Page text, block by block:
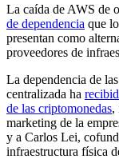
La caída de AWS de
de dependencia que
presentan como
proveedores de
La dependencia de
centralizada ha
de las criptomonedas,
marketing de la
y a Carlos Lei,
infraestructura física